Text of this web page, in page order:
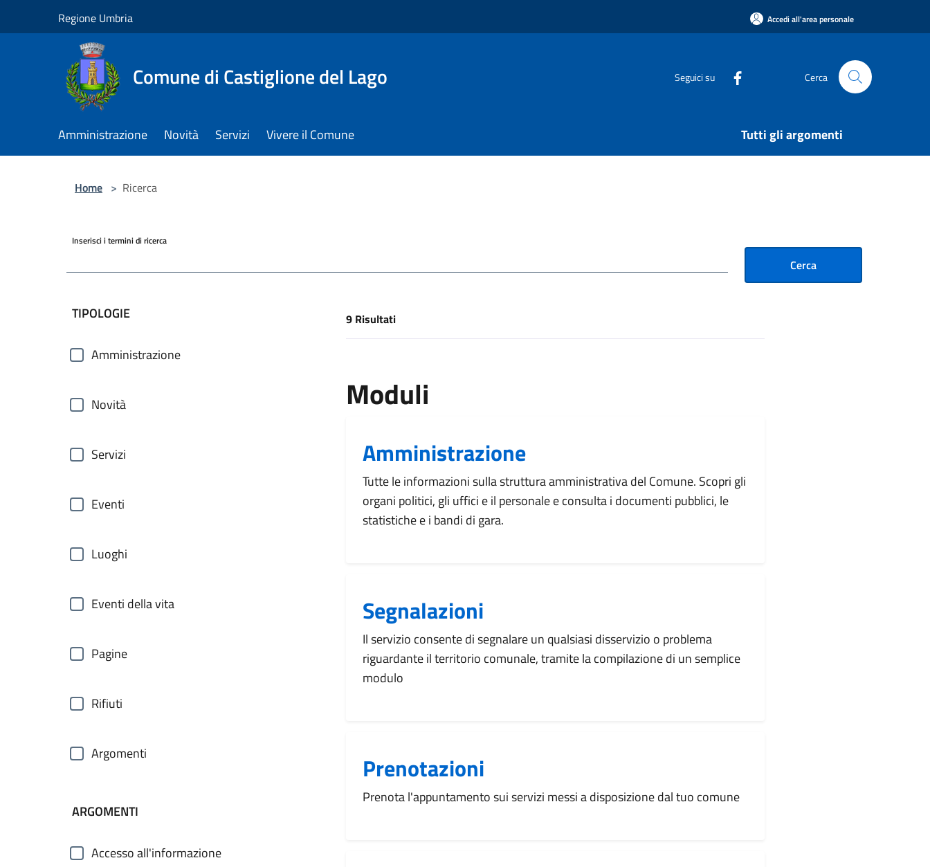
Regione Umbria Accedi all'area personale
Comune di Castiglione del Lago Seguici su Cerca
Amministrazione Novità Servizi Vivere il Comune Tutti gli argomenti
Home > Ricerca
Inserisci i termini di ricerca
Cerca
filtri da applicare
TIPOLOGIE
Amministrazione
Novità
Servizi
Eventi
Luoghi
Eventi della vita
Pagine
Rifiuti
Argomenti
ARGOMENTI
Accesso all'informazione
[results] Risultati
9 Risultati
Moduli
Amministrazione
Tutte le informazioni sulla struttura amministrativa del Comune. Scopri gli
organi politici, gli uffici e il personale e consulta i documenti pubblici, le
statistiche e i bandi di gara.
Segnalazioni
Il servizio consente di segnalare un qualsiasi disservizio o problema
riguardante il territorio comunale, tramite la compilazione di un semplice
modulo
Prenotazioni
Prenota l'appuntamento sui servizi messi a disposizione dal tuo comune